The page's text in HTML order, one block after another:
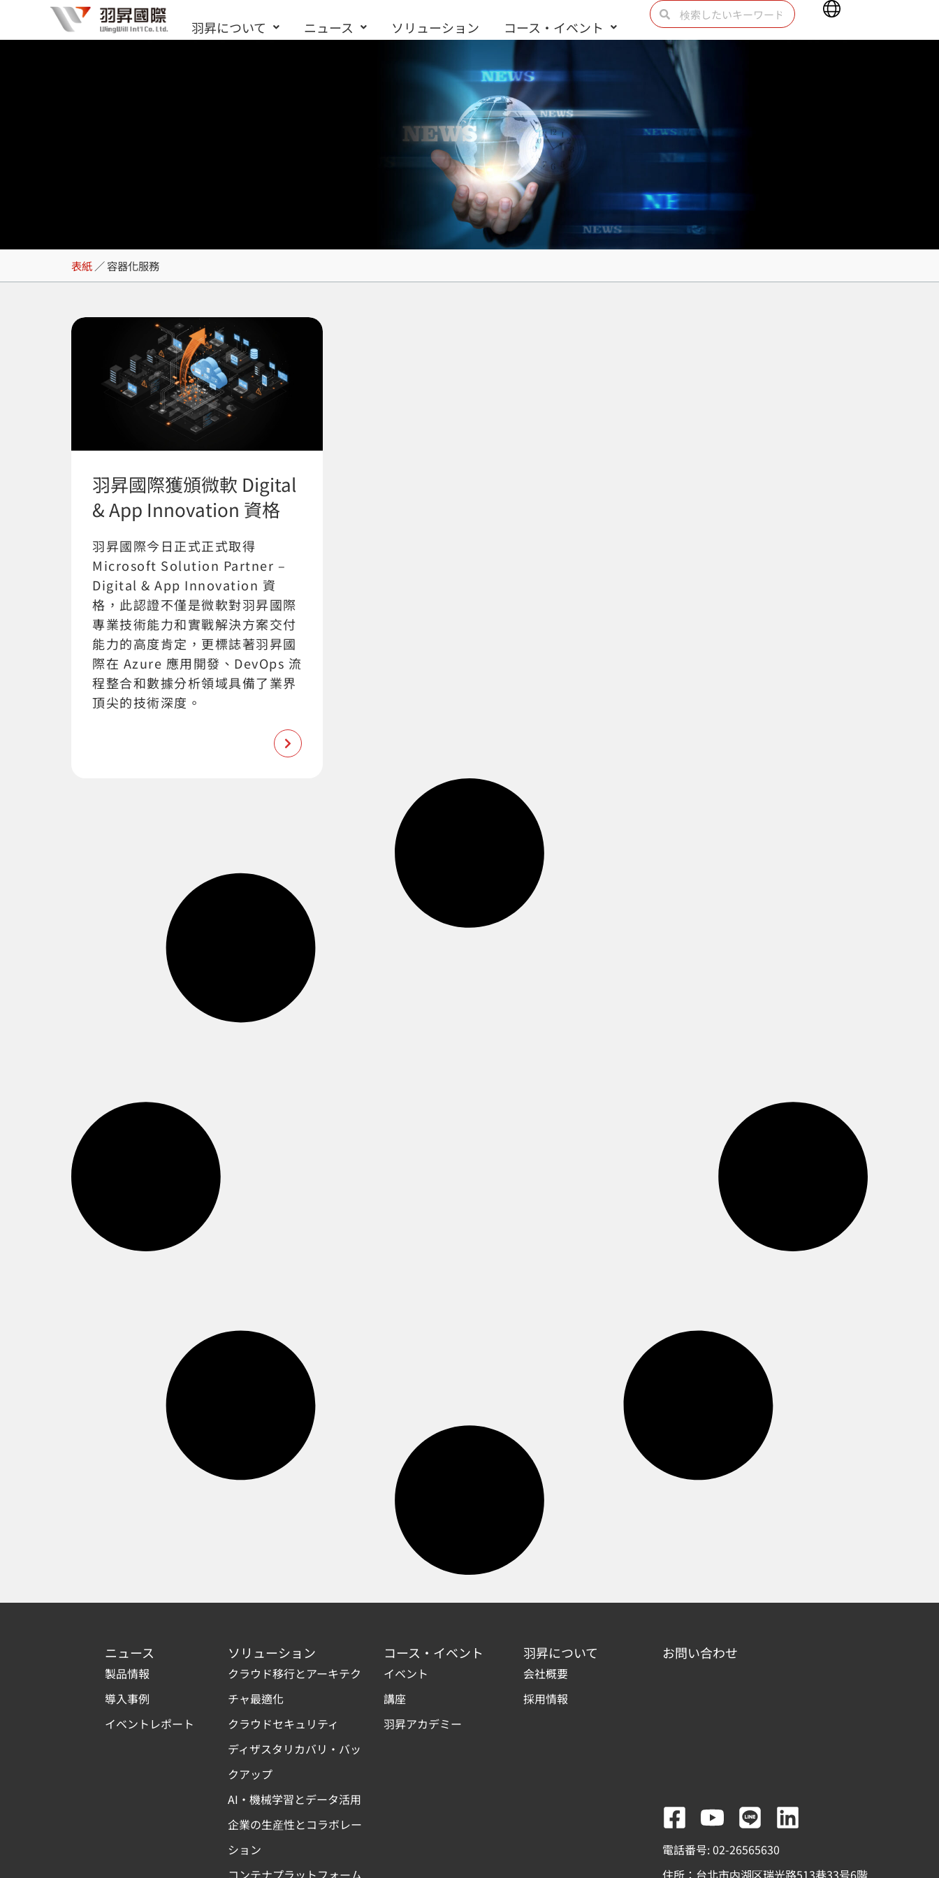
容
羽昇について ニュース ソリューション コース・イベント
検
索 索
Main
Menu
容器化服務
表紙 ／容器化服務
羽昇國際獲頒微軟 Digital
& App Innovation 資格
羽昇國際今日正式正式取得
Microsoft Solution Partner –
Digital & App Innovation 資
格，此認證不僅是微軟對羽昇國際
專業技術能力和實戰解決方案交付
能力的高度肯定，更標誌著羽昇國
際在 Azure 應用開發、DevOps 流
程整合和數據分析領域具備了業界
頂尖的技術深度。
ニュース
製品情報
導入事例
イベントレポート
ソリューション
クラウド移行とアーキテク
チャ最適化
クラウドセキュリティ
ディザスタリカバリ・バッ
クアップ
AI・機械学習とデータ活用
企業の生産性とコラボレー
ション
コンテナプラットフォーム
コース・イベント
イベント
講座
羽昇アカデミー
羽昇について
会社概要
採用情報
お問い合わせ
F
a
c
Y
o
u
L
i
n
L
n
電話番号: 02-26565630
住所：台北市内湖区瑞光路513巷33号6階